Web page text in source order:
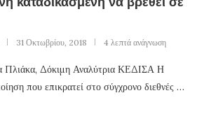
31 Οκτωβρίου, 2018 4 λεπτά ανάγνωση
Πλιάκα, Δόκιμη Αναλύτρια ΚΕΔΙΣΑ Η
που επικρατεί στο σύγχρονο διεθνές …